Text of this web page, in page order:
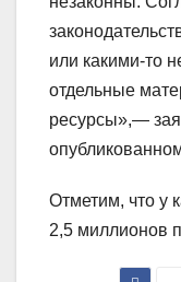
или какими-то
отдельные
ресурсы»,—
Отметим, что у
2,5 миллионов